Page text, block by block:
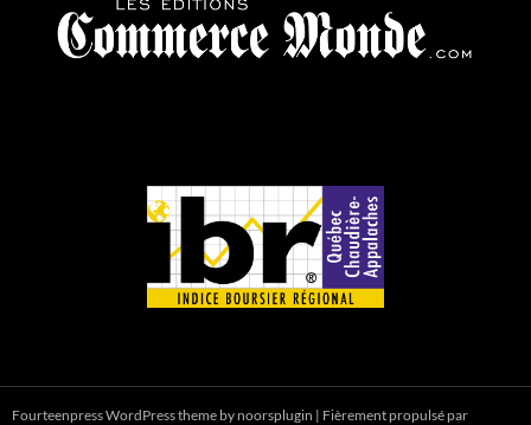
Fourteenpress WordPress theme by noorsplugin | Fièrement propulsé par